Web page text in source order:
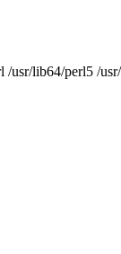
usr/lib64/perl5 /